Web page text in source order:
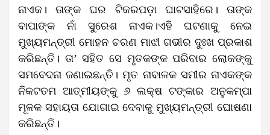
ନାଏକ। ତାଙ୍କ ଘର ଟିକରପଡ଼ା ଘାଟସାହିରେ। ତାଙ୍କ
ବାପାଙ୍କ ନାଁ ସୁରେଶ ନାଏକ।ଏହି ଘଟଣାକୁ ନେଇ
ମୁଖ୍ୟମନ୍ତ୍ରୀ ମୋହନ ଚରଣ ମାଝୀ ଗଭୀର ଦୁଃଖ ପ୍ରକାଶ
କରିଛନ୍ତି। ତା’ ସହିତ ସେ ମୃତକଙ୍କ ପରିବାର ଲୋକଙ୍କୁ
ସମବେଦନା ଜଣାଇଛନ୍ତି। ମୃତ ନାବାଳକ ସମୀର ନାଏକଙ୍କ
ନିକଟତମ ଆତ୍ମୀୟଙ୍କୁ ୬ ଲକ୍ଷ ଟଙ୍କାର ଅନୁକମ୍ପା
ମୂଳକ ସହାୟତା ଯୋଗାଇ ଦେବାକୁ ମୁଖ୍ୟମନ୍ତ୍ରୀ ଘୋଷଣା
କରିଛନ୍ତି।